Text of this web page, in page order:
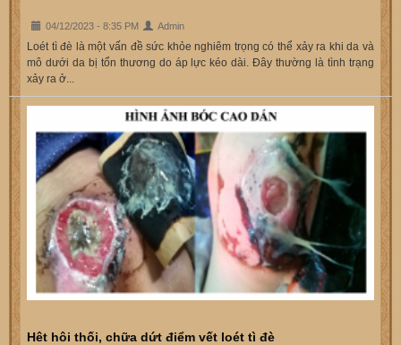
04/12/2023 - 8:35 PM Admin
Loét tì đè là một vấn đề sức khỏe nghiêm trọng có thể xảy ra khi da và
mô dưới da bị tổn thương do áp lực kéo dài. Đây thường là tình trạng
xảy ra ở...
Hêt hôi thối, chữa dứt điểm vết loét tì đè